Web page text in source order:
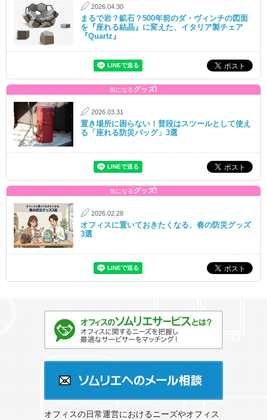
2026.04.30
まるで岩？鉱石？500年前のダ・ヴィンチの図面
を『座れる結晶』に変えた、イタリア製チェア
『Quartz』
気になるグッズ!
2026.03.31
置き場所に困らない！普段はスツールとして使え
る「座れる防災バッグ」3選
気になるグッズ!
2026.02.28
オフィスに置いておきたくなる、春の防災グッズ
3選
オフィスの日常運営におけるニーズやオフィス